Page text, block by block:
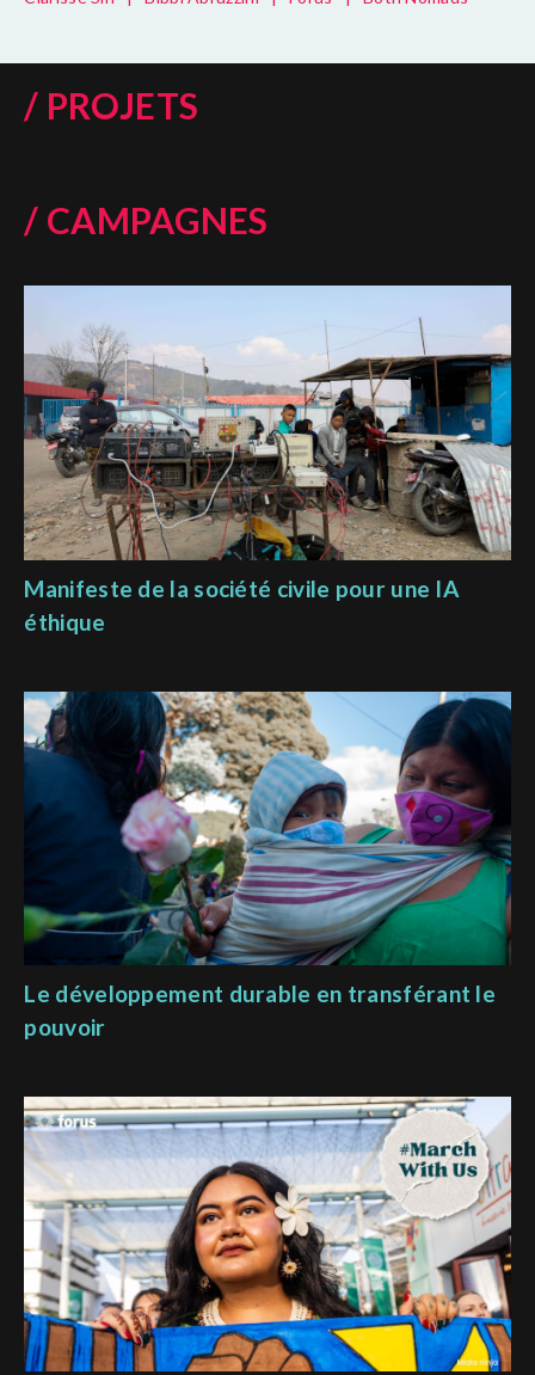
/ PROJETS
/ CAMPAGNES
Manifeste de la société civile pour une IA
éthique
Le développement durable en transférant le
pouvoir